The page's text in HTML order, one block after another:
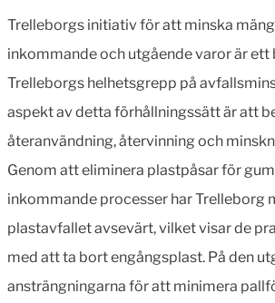
Trelleborgs initiativ för att minska
inkommande och utgående varor är ett
Trelleborgs helhetsgrepp på
aspekt av detta förhållningssätt är att
återanvändning, återvinning och
Genom att eliminera plastpåsar för
inkommande processer har Trelleborg
plastavfallet avsevärt, vilket visar de
med att ta bort engångsplast. På den
ansträngningarna för att minimera